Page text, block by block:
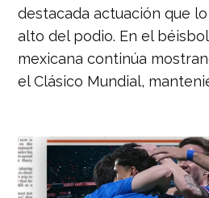
destacada actuación que
alto del podio. En el
mexicana continúa
el Clásico Mundial,